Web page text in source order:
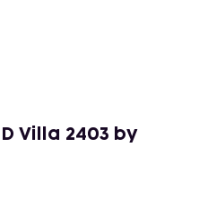
km
Villa 2403 by